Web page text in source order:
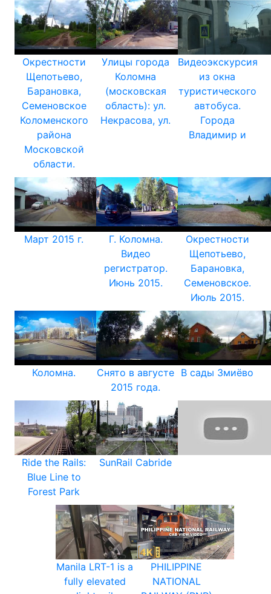
Окрестности
Щепотьево,
Барановка,
Семеновское
Коломенского
района
Московской
области.
Улицы города
Коломна
(московская
область): ул.
Некрасова, ул.
Видеоэкскурсия
из окна
туристического
автобуса.
Города
Владимир и
Март 2015 г.
Г. Коломна.
Видео
регистратор.
Июнь 2015.
Окрестности
Щепотьево,
Барановка,
Семеновское.
Июль 2015.
Коломна.
Снято в августе
2015 года.
В сады Змиёво
Ride the Rails:
Blue Line to
Forest Park
SunRail Cabride
Manila LRT-1 is a
fully elevated
PHILIPPINE
NATIONAL